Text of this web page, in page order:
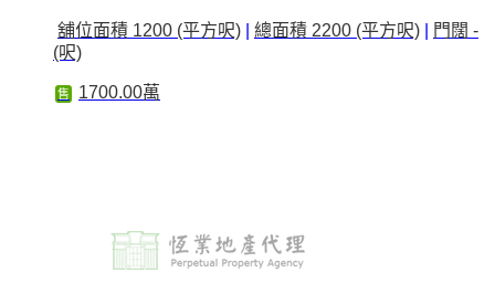
舖位面積 1200 (平方呎) 總面積 2200 (平方呎)
門闊 -
(呎)
售 1700.00萬